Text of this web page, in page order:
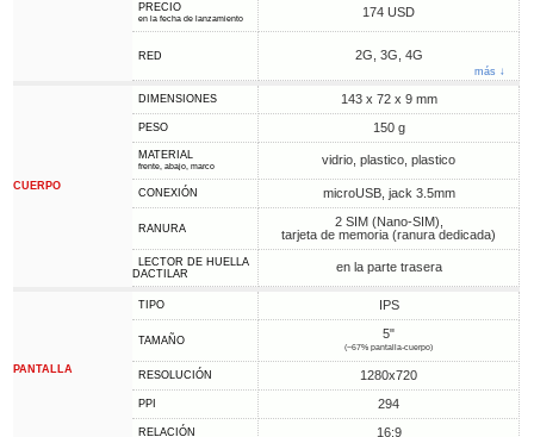
PRECIO
en la fecha de lanzamiento 174 USD
RED 2G, 3G, 4G
más ↓
CUERPO
DIMENSIONES 143 x 72 x 9 mm
PESO 150 g
MATERIAL
frente, abajo, marco vidrio, plastico, plastico
CONEXIÓN microUSB, jack 3.5mm
RANURA
2 SIM (Nano-SIM),
tarjeta de memoria (ranura dedicada)
LECTOR DE HUELLA
DACTILAR
en la parte trasera
PANTALLA
TIPO IPS
TAMAÑO 5"
(~67% pantalla-cuerpo)
RESOLUCIÓN 1280x720
PPI 294
RELACIÓN 16:9